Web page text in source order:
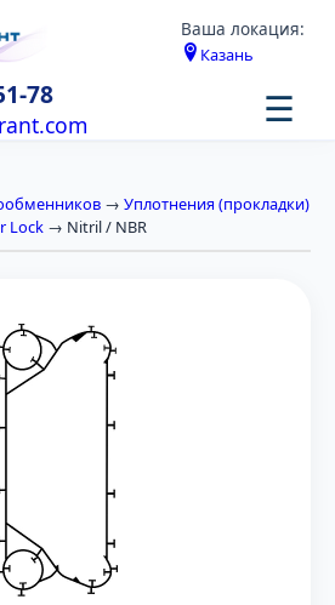
Ваша локация:
Казань
78 ☰
→ Уплотнения (прокладки)
Lock → Nitril / NBR